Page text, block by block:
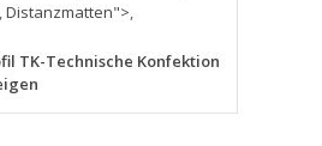
,Distanzmatten">,
TK-Technische Konfektion